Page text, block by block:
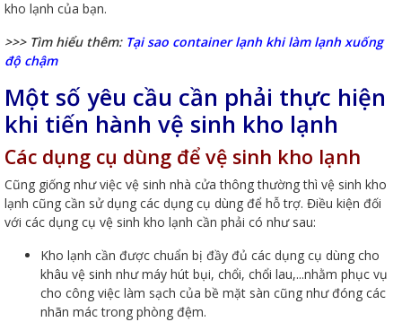
kho lạnh của bạn.
>>> Tìm hiểu thêm: Tại sao container lạnh khi làm lạnh xuống
độ chậm
Một số yêu cầu cần phải thực hiện
khi tiến hành vệ sinh kho lạnh
Các dụng cụ dùng để vệ sinh kho lạnh
Cũng giống như việc vệ sinh nhà cửa thông thường thì vệ sinh kho
lạnh cũng cần sử dụng các dụng cụ dùng để hỗ trợ. Điều kiện đối
với các dụng cụ vệ sinh kho lạnh cần phải có như sau:
Kho lạnh cần được chuẩn bị đầy đủ các dụng cụ dùng cho
khâu vệ sinh như máy hút bụi, chổi, chổi lau,...nhằm phục vụ
cho công việc làm sạch của bề mặt sàn cũng như đóng các
nhãn mác trong phòng đệm.